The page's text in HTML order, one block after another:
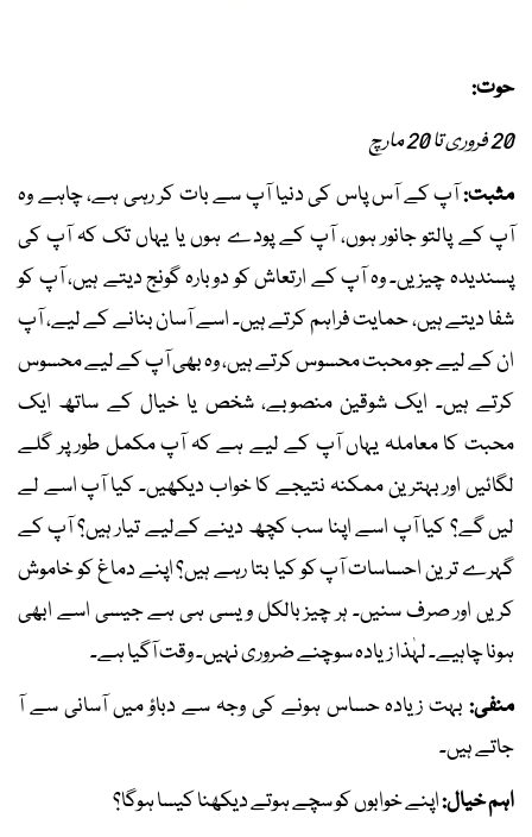
حوت:
20 فروری تا 20 مارچ
مثبت:آپ کے آس پاس کی دنیا آپ سے بات کر رہی ہے، چاہے وہ
آپ کے پالتو جانور ہوں، آپ کے پودے ہوں یا یہاں تک کہ آپ کی
پسندیدہ چیزیں۔ وہ آپ کے ارتعاش کو دوبارہ گونج دیتے ہیں، آپ کو
شفا دیتے ہیں، حمایت فراہم کرتے ہیں۔ اسے آسان بنانے کے لیے، آپ
ان کے لیے جو محبت محسوس کرتے ہیں، وہ بھی آپ کے لیے محسوس
کرتے ہیں۔ ایک شوقین منصوبے، شخص یا خیال کے ساتھ ایک
محبت کا معاملہ یہاں آپ کے لیے ہے کہ آپ مکمل طور پر گلے
لگائیں اور بہترین ممکنہ نتیجے کا خواب دیکھیں۔ کیا آپ اسے لے
لیں گے؟ کیا آپ اسے اپنا سب کچھ دینے کےلیے تیار ہیں؟ آپ کے
گہرے ترین احساسات آپ کو کیا بتا رہے ہیں؟ اپنے دماغ کو خاموش
کریں اور صرف سنیں۔ ہر چیز بالکل ویسی ہی ہے جیسی اسے ابھی
ہونا چاہیے۔ لہٰذا زیادہ سوچنے ضروری نہیں۔ وقت آگیا ہے۔
منفی: بہت زیادہ حساس ہونے کی وجہ سے دباؤ میں آسانی سے آ
جاتے ہیں۔
اہم خیال:اپنے خوابوں کو سچے ہوتے دیکھنا کیسا ہوگا؟